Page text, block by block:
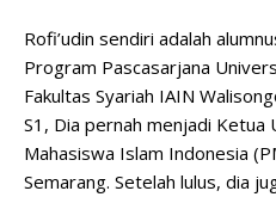
Rofi’udin sendiri adalah
Program Pascasarjana
Fakultas Syariah IAIN
S1, Dia pernah menjadi Ketua
Mahasiswa Islam Indonesia
Semarang. Setelah lulus, dia